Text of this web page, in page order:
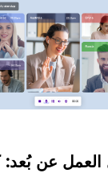
العمل عن